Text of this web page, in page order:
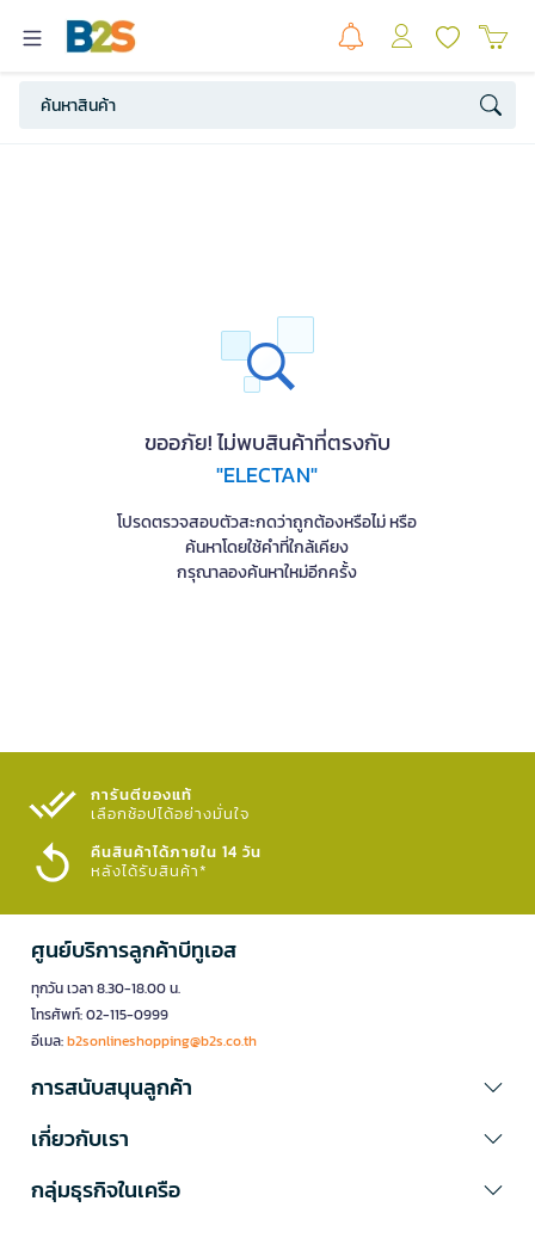
ขออภัย! ไม่พบสินค้าที่ตรงกับ
"ELECTAN"
โปรดตรวจสอบตัวสะกดว่าถูกต้องหรือไม่ หรือ
ค้นหาโดยใช้คำที่ใกล้เคียง
กรุณาลองค้นหาใหม่อีกครั้ง
การันตีของแท้
เลือกช้อปได้อย่างมั่นใจ​
คืนสินค้าได้ภายใน 14 วัน
หลังได้รับสินค้า*
ศูนย์บริการลูกค้าบีทูเอส
ทุกวัน เวลา 8.30-18.00 น.
โทรศัพท์: 02-115-0999
อีเมล:b2sonlineshopping@b2s.co.th
การสนับสนุนลูกค้า
เกี่ยวกับเรา
กลุ่มธุรกิจในเครือ